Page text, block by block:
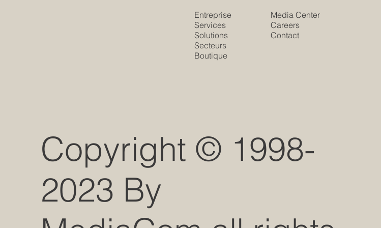
Copyright © 1998-
2023 By
Entreprise
Services
Solutions
Secteurs
Boutique
Media Center
Careers
Contact